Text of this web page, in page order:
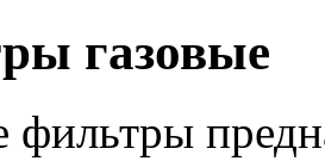
газовые
фильтры